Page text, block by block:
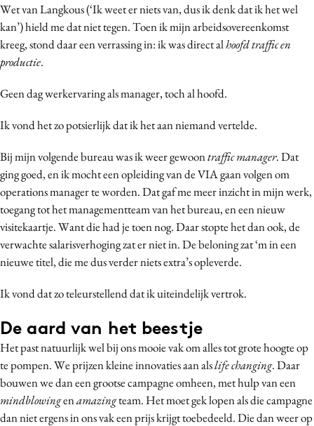
Gedragsverandering
Influencer marketing
Interne communicatie
Martech
Media
Programmatic
Purpose Marketing
Reputatie & crisis
Wet van Langkous (‘Ik weet er niets van, dus ik denk dat ik het wel
kan’) hield me dat niet tegen. Toen ik mijn arbeidsovereenkomst
kreeg, stond daar een verrassing in: ik was direct alhoofd traffic en
productie.
Geen dag werkervaring als manager, toch al hoofd.
Ik vond het zo potsierlijk dat ik het aan niemand vertelde.
Bij mijn volgende bureau was ik weer gewoontraffic manager. Dat
ging goed, en ik mocht een opleiding van de VIA gaan volgen om
operations manager te worden. Dat gaf me meer inzicht in mijn werk,
toegang tot het managementteam van het bureau, en een nieuw
visitekaartje. Want die had je toen nog. Daar stopte het dan ook, de
verwachte salarisverhoging zat er niet in. De beloning zat ‘m in een
nieuwe titel, die me dus verder niets extra’s opleverde.
Ik vond dat zo teleurstellend dat ik uiteindelijk vertrok.
De aard van het beestje
Het past natuurlijk wel bij ons mooie vak om alles tot grote hoogte op
te pompen. We prijzen kleine innovaties aan alslife changing. Daar
bouwen we dan een grootse campagne omheen, met hulp van een
mindblowingenamazingteam. Het moet gek lopen als die campagne
dan niet ergens in ons vak een prijs krijgt toebedeeld. Die dan weer op